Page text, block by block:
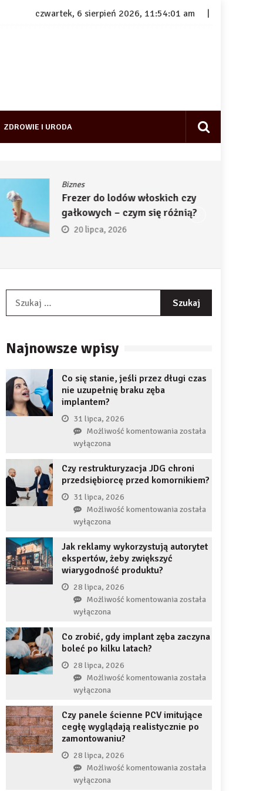
czwartek, 6 sierpień 2026, 11:54:02 am
ZDROWIE I URODA
Biznes
Frezer do lodów włoskich czy
gałkowych – czym się różnią?
20 lipca, 2026
Najnowsze wpisy
Co się stanie, jeśli przez długi czas
nie uzupełnię braku zęba
implantem?
31 lipca, 2026
Możliwość komentowaniaCo
jeśli
przez
czas
braku
zęba
została
wyłączona
Czy restrukturyzacja JDG chroni
przedsiębiorcę przed komornikiem?
31 lipca, 2026
Możliwość komentowaniaCzy
chroni
została
wyłączona
Jak reklamy wykorzystują autorytet
ekspertów, żeby zwiększyć
wiarygodność produktu?
28 lipca, 2026
Możliwość komentowaniaJak
autorytet
zwiększyć
została
wyłączona
Co zrobić, gdy implant zęba zaczyna
boleć po kilku latach?
28 lipca, 2026
Możliwość komentowaniaCo
implant
zęba
została
wyłączona
Czy panele ścienne PCV imitujące
cegłę wyglądają realistycznie po
zamontowaniu?
28 lipca, 2026
Możliwość komentowaniaCzy
została
wyłączona